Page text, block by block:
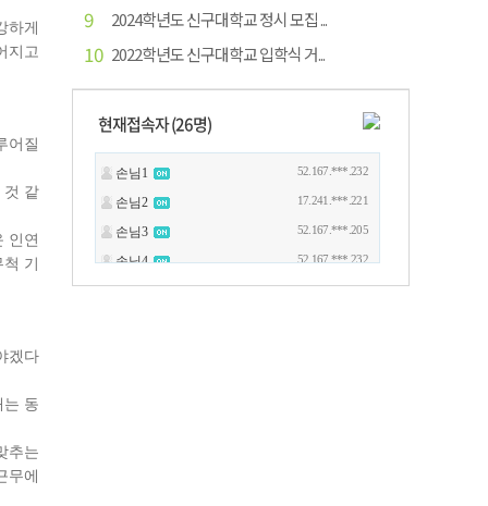
하게
지고
어질
것 같
인연
기
겠다
동
추는
무에
9 2024학년도 신구대학교 정시 모집 ...
10 2022학년도 신구대학교 입학식 거...
현재접속자 (26명)